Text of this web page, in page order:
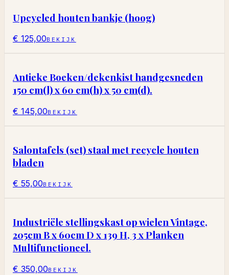
Upcycled houten bankje (hoog)
€ 125,00BEKIJK
Antieke Boeken/dekenkist handgesneden
150 cm(l) x 60 cm(h) x 50 cm(d).
€ 145,00BEKIJK
Salontafels (set) staal met recycle houten
bladen
€ 55,00BEKIJK
Industriële stellingskast op wielen Vintage,
205cm B x 60cm D x 139 H, 3 x Planken
Multifunctioneel.
€ 350,00BEKIJK